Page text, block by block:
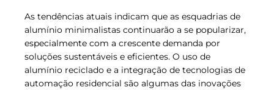
As tendências atuais indicam que as esquadrias de
alumínio minimalistas continuarão a se popularizar,
especialmente com a crescente demanda por
soluções sustentáveis e eficientes. O uso de
alumínio reciclado e a integração de tecnologias de
automação residencial são algumas das inovações